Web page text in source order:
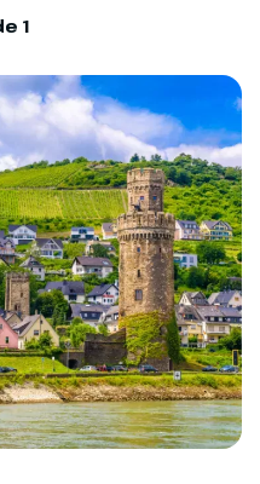
1
die je de
zet het schip koers
Terwijl de
de oevers van
aan je voorbij en
In de vroege
we Düsseldorf.
voorbehoud.
wijzigingen in het
je hierover geïnformeerd
en andere extreme
kunnen van invloed zijn
Door deze
vooraf niet altijd in te
het vaarprogramma
het voorkomen dat het
de cruise moet